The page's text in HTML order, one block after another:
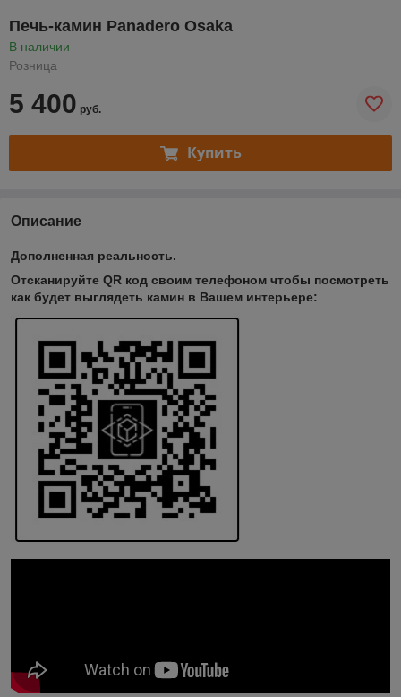
Печь-камин Panadero Osaka
В наличии
Розница
5 400 руб.
Купить
Описание
Дополненная реальность.
Отсканируйте QR код своим телефоном чтобы посмотреть
как будет выглядеть камин в Вашем интерьере: